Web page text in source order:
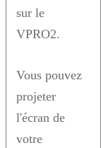
sur le
VPRO2.
Vous pouvez
projeter
l'écran de
votre